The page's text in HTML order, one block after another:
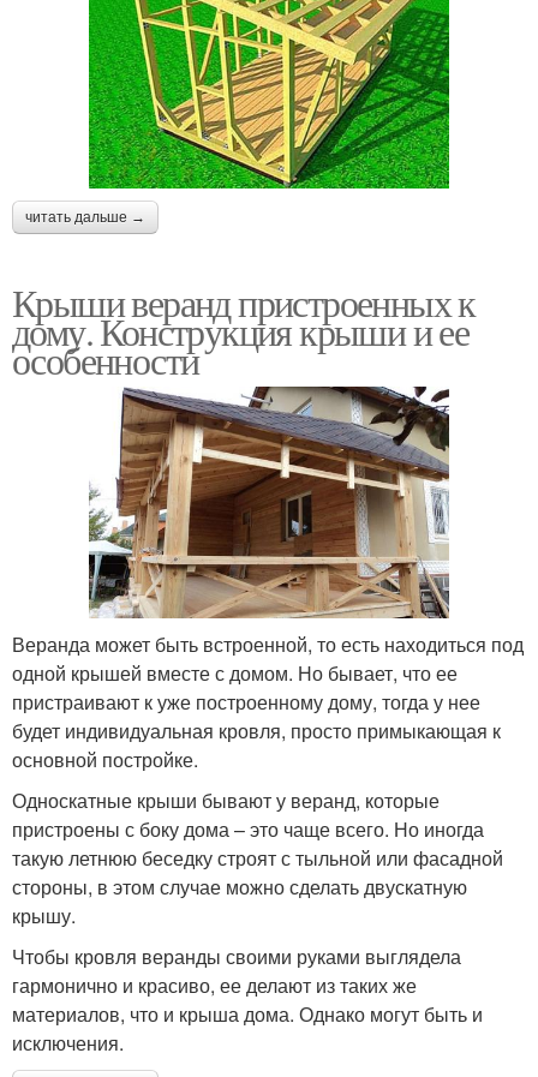
читать дальше →
Крыши веранд пристроенных к
дому. Конструкция крыши и ее
особенности
Веранда может быть встроенной, то есть находиться под
одной крышей вместе с домом. Но бывает, что ее
пристраивают к уже построенному дому, тогда у нее
будет индивидуальная кровля, просто примыкающая к
основной постройке.
Односкатные крыши бывают у веранд, которые
пристроены с боку дома – это чаще всего. Но иногда
такую летнюю беседку строят с тыльной или фасадной
стороны, в этом случае можно сделать двускатную
крышу.
Чтобы кровля веранды своими руками выглядела
гармонично и красиво, ее делают из таких же
материалов, что и крыша дома. Однако могут быть и
исключения.